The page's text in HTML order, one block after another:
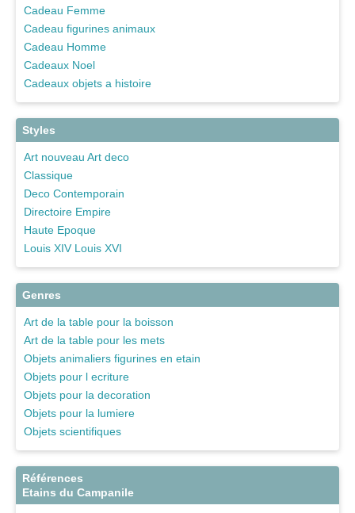
Cadeau Femme
Cadeau figurines animaux
Cadeau Homme
Cadeaux Noel
Cadeaux objets a histoire
Styles
Art nouveau Art deco
Classique
Deco Contemporain
Directoire Empire
Haute Epoque
Louis XIV Louis XVI
Genres
Art de la table pour la boisson
Art de la table pour les mets
Objets animaliers figurines en etain
Objets pour l ecriture
Objets pour la decoration
Objets pour la lumiere
Objets scientifiques
Références
Etains du Campanile